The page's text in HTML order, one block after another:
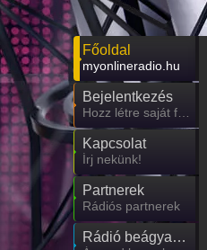
Főoldal
myonlineradio.hu
Bejelentkezés
Kapcsolat
Írj nekünk!
Partnerek
Rádiós partnerek
Rádió beágyazás